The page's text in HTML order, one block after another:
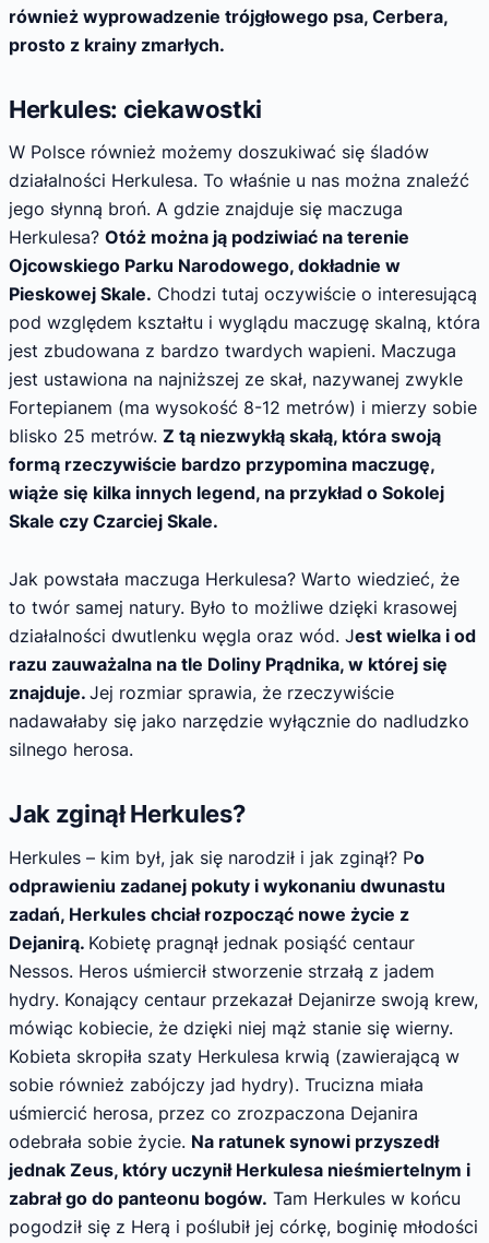
również wyprowadzenie trójgłowego psa, Cerbera,
prosto z krainy zmarłych.
Herkules: ciekawostki
W Polsce również możemy doszukiwać się śladów
działalności Herkulesa. To właśnie u nas można znaleźć
jego słynną broń. A gdzie znajduje się maczuga
Herkulesa? Otóż można ją podziwiać na terenie
Ojcowskiego Parku Narodowego, dokładnie w
Pieskowej Skale. Chodzi tutaj oczywiście o interesującą
pod względem kształtu i wyglądu maczugę skalną, która
jest zbudowana z bardzo twardych wapieni. Maczuga
jest ustawiona na najniższej ze skał, nazywanej zwykle
Fortepianem (ma wysokość 8-12 metrów) i mierzy sobie
blisko 25 metrów. Z tą niezwykłą skałą, która swoją
formą rzeczywiście bardzo przypomina maczugę,
wiąże się kilka innych legend, na przykład o Sokolej
Skale czy Czarciej Skale.
Jak powstała maczuga Herkulesa? Warto wiedzieć, że
to twór samej natury. Było to możliwe dzięki krasowej
działalności dwutlenku węgla oraz wód. Jest wielka i od
razu zauważalna na tle Doliny Prądnika, w której się
znajduje. Jej rozmiar sprawia, że rzeczywiście
nadawałaby się jako narzędzie wyłącznie do nadludzko
silnego herosa.
Jak zginął Herkules?
Herkules – kim był, jak się narodził i jak zginął? Po
odprawieniu zadanej pokuty i wykonaniu dwunastu
zadań, Herkules chciał rozpocząć nowe życie z
Dejanirą. Kobietę pragnął jednak posiąść centaur
Nessos. Heros uśmiercił stworzenie strzałą z jadem
hydry. Konający centaur przekazał Dejanirze swoją krew,
mówiąc kobiecie, że dzięki niej mąż stanie się wierny.
Kobieta skropiła szaty Herkulesa krwią (zawierającą w
sobie również zabójczy jad hydry). Trucizna miała
uśmiercić herosa, przez co zrozpaczona Dejanira
odebrała sobie życie. Na ratunek synowi przyszedł
jednak Zeus, który uczynił Herkulesa nieśmiertelnym i
zabrał go do panteonu bogów. Tam Herkules w końcu
pogodził się z Herą i poślubił jej córkę, boginię młodości